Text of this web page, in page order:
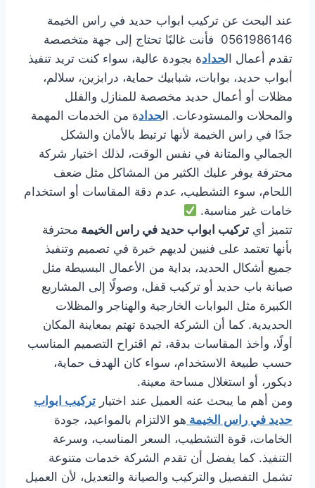
عند البحث عن تركيب ابواب حديد في راس الخيمة
0561986146 فأنت غالبًا تحتاج إلى جهة متخصصة
تقدم أعمال الحدادة بجودة عالية، سواء كنت تريد تنفيذ
أبواب حديد، بوابات، شبابيك حماية، درابزين، سلالم،
مظلات أو أعمال حديد مخصصة للمنازل والفلل
والمحلات والمستودعات. الحدادة من الخدمات المهمة
جدًا في راس الخيمة لأنها ترتبط بالأمان والشكل
الجمالي والمتانة في نفس الوقت، لذلك اختيار شركة
محترفة يوفر عليك الكثير من المشاكل مثل ضعف
اللحام، سوء التشطيب، عدم دقة المقاسات أو استخدام
خامات غير مناسبة.
تتميز أي تركيب ابواب حديد في راس الخيمة محترفة
بأنها تعتمد على فنيين لديهم خبرة في تصميم وتنفيذ
جميع أشكال الحديد، بداية من الأعمال البسيطة مثل
صيانة باب حديد أو تركيب قفل، وصولًا إلى المشاريع
الكبيرة مثل البوابات الخارجية والهناجر والمظلات
الحديدية. كما أن الشركة الجيدة تهتم بمعاينة المكان
أولًا، وأخذ المقاسات بدقة، ثم اقتراح التصميم المناسب
حسب طبيعة الاستخدام، سواء كان الهدف حماية،
ديكور، أو استغلال مساحة معينة.
ومن أهم ما يبحث عنه العميل عند اختيار تركيب ابواب
حديد في راس الخيمة هو الالتزام بالمواعيد، جودة
الخامات، قوة التشطيب، السعر المناسب، وسرعة
التنفيذ. كما يفضل أن تقدم الشركة خدمات متنوعة
تشمل التفصيل والتركيب والصيانة والتعديل، لأن العميل